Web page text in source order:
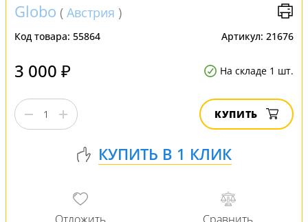
Globo ( Австрия )
Код товара: 55864 Артикул: 21676
3 000 ₽ На складе 1 шт.
КУПИТЬ